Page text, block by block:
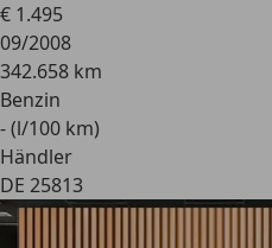
€ 1.495
09/2008
342.658 km
Benzin
- (l/100 km)
Händler
DE 25813